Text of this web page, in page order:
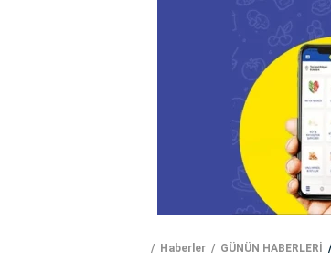
Haberler GÜNÜN HABERLERİ